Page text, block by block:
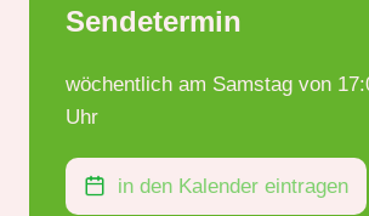
Sendetermin
wöchentlich am Samstag von
Uhr
in den Kalender eintragen